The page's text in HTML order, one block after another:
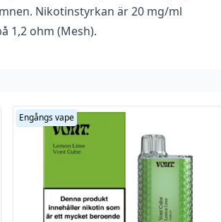
ämne.
är utspädd men ska användas
noggrant tvätta den av den del
dina ögon och ditt ansikte vid
Nikotinstyrkan är 20 mg/ml
1,2 ohm (Mesh).
Engångs vape